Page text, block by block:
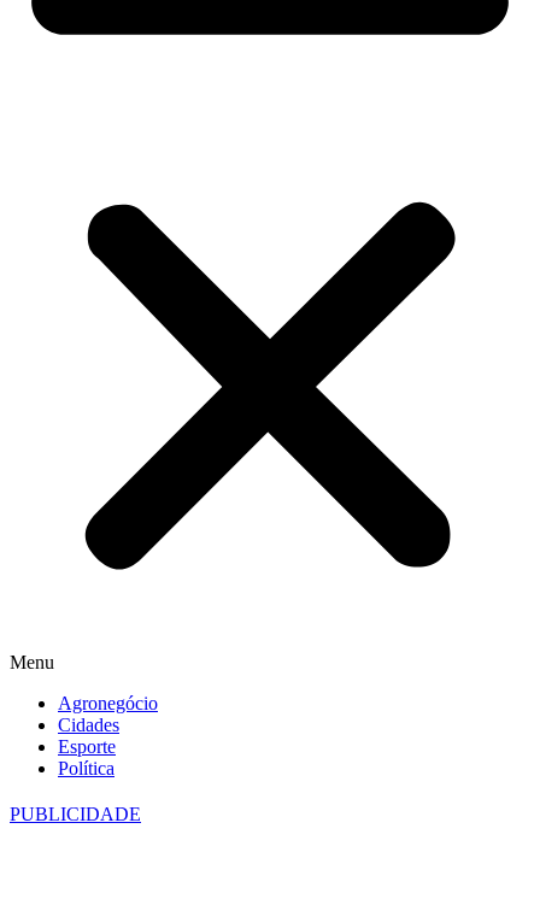
Menu
Agronegócio
Cidades
Esporte
Política
PUBLICIDADE